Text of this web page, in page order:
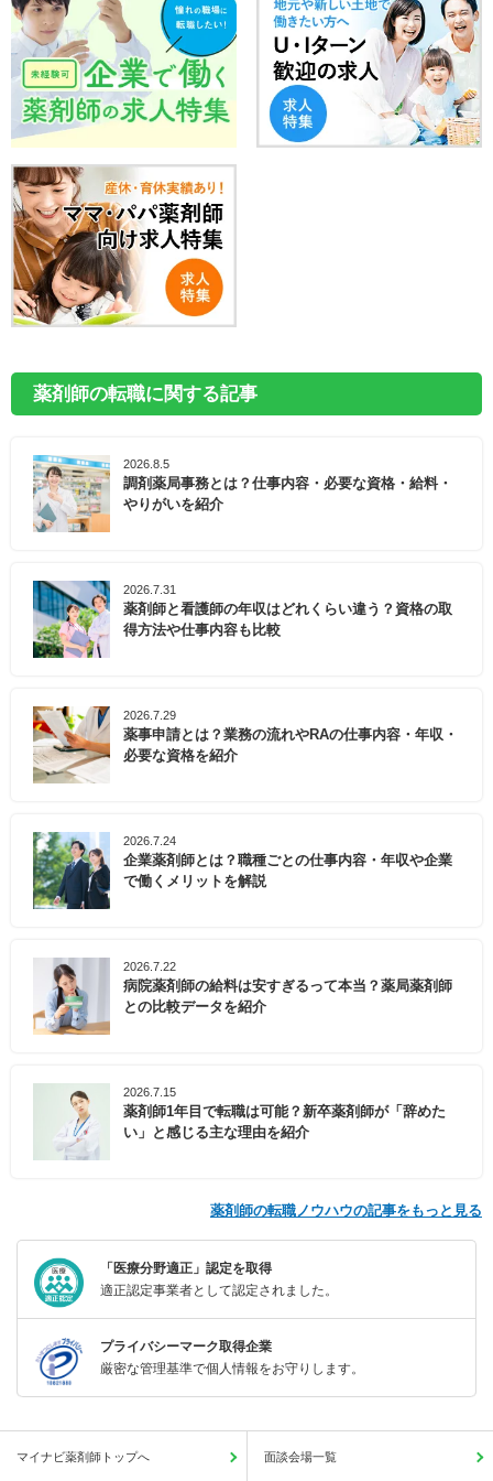
薬剤師の転職に関する記事
2026.8.5
調剤薬局事務とは？仕事内容・必要な資格・給料・
やりがいを紹介
2026.7.31
薬剤師と看護師の年収はどれくらい違う？資格の取
得方法や仕事内容も比較
2026.7.29
薬事申請とは？業務の流れやRAの仕事内容・年収・
必要な資格を紹介
2026.7.24
企業薬剤師とは？職種ごとの仕事内容・年収や企業
で働くメリットを解説
2026.7.22
病院薬剤師の給料は安すぎるって本当？薬局薬剤師
との比較データを紹介
2026.7.15
薬剤師1年目で転職は可能？新卒薬剤師が「辞めた
い」と感じる主な理由を紹介
薬剤師の転職ノウハウの記事をもっと見る
「医療分野適正」認定を取得
適正認定事業者として認定されました。
プライバシーマーク取得企業
厳密な管理基準で個人情報をお守りします。
マイナビ薬剤師トップへ 面談会場一覧